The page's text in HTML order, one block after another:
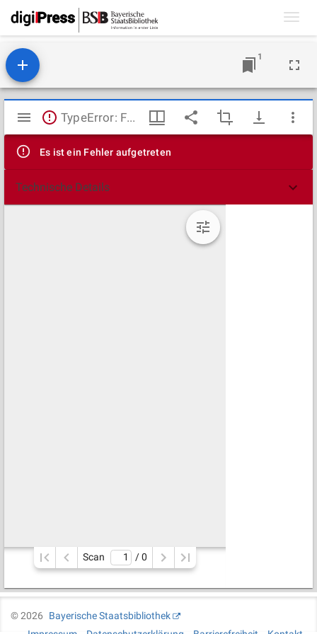
1
Mirador
Viewer
TypeError: Failed to fetch
Es ist ein Fehler aufgetreten
Technische Details
Scan / 0
©2026
Bayerische Staatsbibliothek